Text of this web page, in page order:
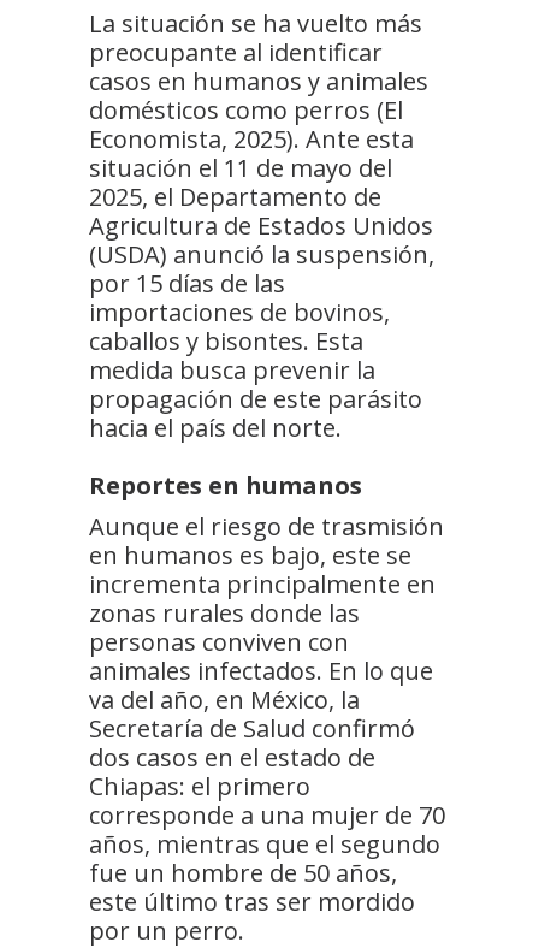
La situación se ha vuelto más
preocupante al identificar
casos en humanos y animales
domésticos como perros (El
Economista, 2025). Ante esta
situación el 11 de mayo del
2025, el Departamento de
Agricultura de Estados Unidos
(USDA) anunció la suspensión,
por 15 días de las
importaciones de bovinos,
caballos y bisontes. Esta
medida busca prevenir la
propagación de este parásito
hacia el país del norte.
Reportes en humanos
Aunque el riesgo de trasmisión
en humanos es bajo, este se
incrementa principalmente en
zonas rurales donde las
personas conviven con
animales infectados. En lo que
va del año, en México, la
Secretaría de Salud confirmó
dos casos en el estado de
Chiapas: el primero
corresponde a una mujer de 70
años, mientras que el segundo
fue un hombre de 50 años,
este último tras ser mordido
por un perro.